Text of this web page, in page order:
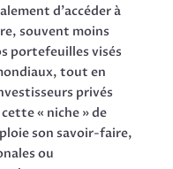
d’accéder à
souvent moins
portefeuilles visés
tout en
privés
« niche » de
son savoir-faire,
ou